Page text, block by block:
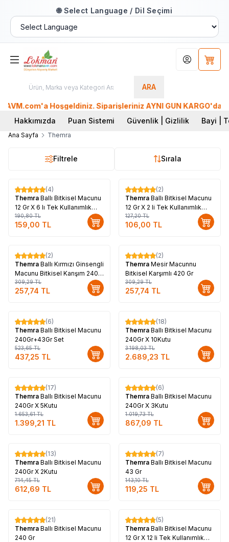
🌐 Select Language / Dil Seçimi
ARA
Hesabım
Hoşgeldiniz. Siparişleriniz AYNI GÜN KARGO'da.
Hakkımızda
Puan Sistemi Güvenlik | Gizlilik Bayi |
Ana Sayfa Themra
Filtrele Sırala
%17
(4)
Themra Ballı Bitkisel Macunu
12 Gr X 6 lı Tek Kullanımlık
Stick
190,80TL
159,00 TL
%17
(2)
Themra Ballı Bitkisel Macunu
12 Gr X 2 li Tek Kullanımlık
Stick
127,20TL
106,00 TL
%17
(2)
Themra Ballı Kırmızı Ginsengli
Macunu Bitkisel Karışım 240
Gr
309,29TL
257,74 TL
%17
(2)
Themra Mesir Macunnu
Bitkisel Karşımlı 420 Gr
309,29TL
257,74 TL
%16
(6)
Themra Ballı Bitkisel Macunu
240Gr+43Gr Set
523,65TL
437,25 TL
%16
(18)
Themra Ballı Bitkisel Macunu
240Gr X 10Kutu
3.198,03TL
2.689,23 TL
%15
(17)
Themra Ballı Bitkisel Macunu
240Gr X 5Kutu
1.653,61TL
1.399,21 TL
%15
(6)
Themra Ballı Bitkisel Macunu
240Gr X 3Kutu
1.019,73TL
867,09 TL
%14
(13)
Themra Ballı Bitkisel Macunu
240Gr X 2Kutu
714,45TL
612,69 TL
%17
(7)
Themra Ballı Bitkisel Macunu
43 Gr
143,10TL
119,25 TL
%17
(21)
Themra Ballı Bitkisel Macunu
240 Gr
%17
(5)
Themra Ballı Bitkisel Macunu
12 Gr X 12 li Tek Kullanımlık